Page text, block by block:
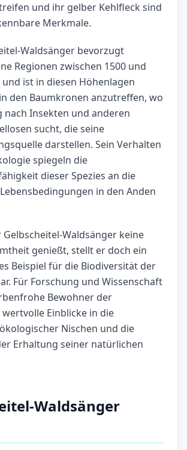
und ihr gelber Kehlfleck sind
Merkmale.
Waldsänger bevorzugt
Regionen zwischen 1500 und
ist in diesen Höhenlagen
den Baumkronen anzutreffen, wo
nach Insekten und anderen
sucht, die seine
darstellen. Sein Verhalten
spiegeln die
dieser Spezies an die
in den Anden
Waldsänger keine
genießt, stellt er doch ein
Beispiel für die Biodiversität der
Für Forschung und Wissenschaft
Bewohner der
Einblicke in die
Nischen und die
Erhaltung seiner natürlichen
Waldsänger